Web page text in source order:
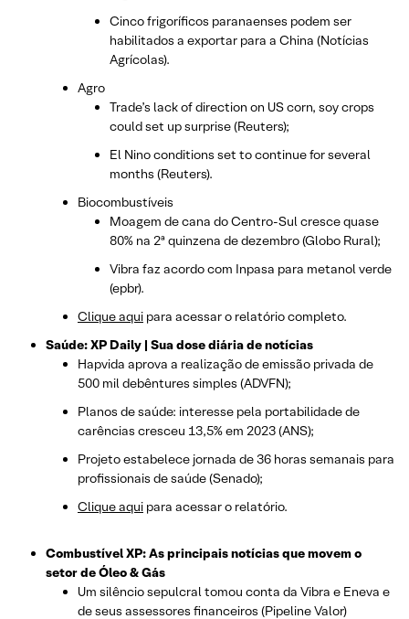
Cinco frigoríficos paranaenses podem ser
habilitados a exportar para a China (Notícias
Agrícolas).
Agro
Trade’s lack of direction on US corn, soy crops
could set up surprise (Reuters);
El Nino conditions set to continue for several
months (Reuters).
Biocombustíveis
Moagem de cana do Centro-Sul cresce quase
80% na 2ª quinzena de dezembro (Globo Rural);
Vibra faz acordo com Inpasa para metanol verde
(epbr).
Clique aqui para acessar o relatório completo.
Saúde: XP Daily | Sua dose diária de notícias
Hapvida aprova a realização de emissão privada de
500 mil debêntures simples (ADVFN);
Planos de saúde: interesse pela portabilidade de
carências cresceu 13,5% em 2023 (ANS);
Projeto estabelece jornada de 36 horas semanais para
profissionais de saúde (Senado);
Clique aqui para acessar o relatório.
Combustível XP: As principais notícias que movem o
setor de Óleo & Gás
Um silêncio sepulcral tomou conta da Vibra e Eneva e
de seus assessores financeiros (Pipeline Valor)